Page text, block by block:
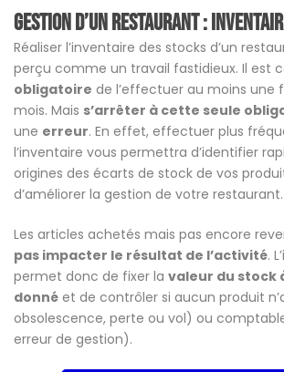
Gestion d’un restaurant :
Réaliser l’inventaire des stocks d’un
perçu comme un travail fastidieux. Il est
obligatoire de l’effectuer au moins une
mois. Mais s’arrêter à cette seule
une erreur. En effet, effectuer plus
l’inventaire vous permettra d’identifier
origines des écarts de stock de vos
d’améliorer la gestion de votre restaurant.
Les articles achetés mais pas encore
pas impacter le résultat de l’activité.
permet donc de fixer la valeur du stock
donné et de contrôler si aucun produit
obsolescence, perte ou vol) ou
erreur de gestion).